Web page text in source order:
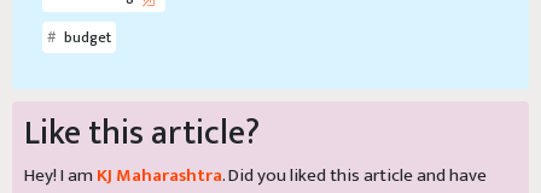
budget
Like this article?
Hey! I amKJ Maharashtra. Did you liked this article and have
suggestions to improve this article?Mailme your suggestions